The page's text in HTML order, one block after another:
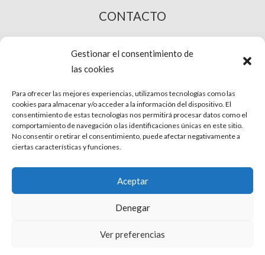
Gestionar el consentimiento de
las cookies
Para ofrecer las mejores experiencias, utilizamos tecnologías como las
cookies para almacenar y/o acceder a la información del dispositivo. El
consentimiento de estas tecnologías nos permitirá procesar datos como el
comportamiento de navegación o las identificaciones únicas en este sitio.
No consentir o retirar el consentimiento, puede afectar negativamente a
ciertas características y funciones.
Aceptar
Denegar
Ver preferencias
CONTACTO
COMPRA ONLINE
Aviso Legal
Protección de datos
Uso de Cookies